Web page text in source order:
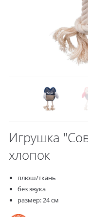
Игрушка
хлопок
плюш/ткань
без звука
размер: 24 см